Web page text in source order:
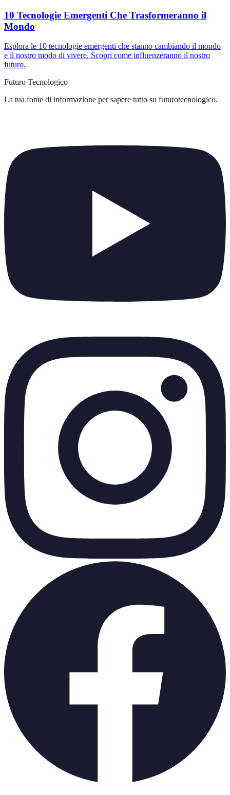
10 Tecnologie Emergenti Che Trasformeranno il
Mondo
Esplora le 10 tecnologie emergenti che stanno cambiando il mondo
e il nostro modo di vivere. Scopri come influenzeranno il nostro
futuro.
Futuro Tecnologico
La tua fonte di informazione per sapere tutto su futurotecnologico.